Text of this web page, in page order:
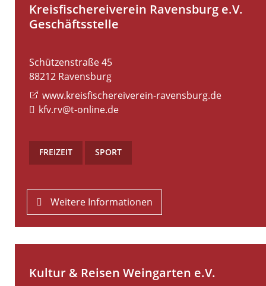
Kreisfischereiverein Ravensburg e.V.
Geschäftsstelle
Schützenstraße 45
88212 Ravensburg
www.kreisfischereiverein-ravensburg.de
kfv.rv@t-online.de
FREIZEIT SPORT
Weitere Informationen
Kultur & Reisen Weingarten e.V.